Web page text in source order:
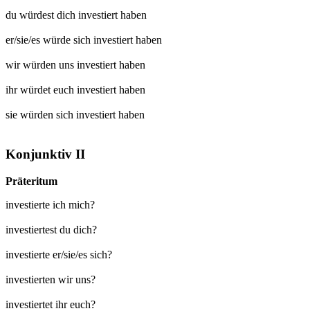
du würdest dich investierthaben
er/sie/es würde sich investierthaben
wir würden uns investierthaben
ihr würdet euch investierthaben
sie würden sich investierthaben
Konjunktiv II
Präteritum
investierte ich mich?
investiertest du dich?
investierte er/sie/es sich?
investierten wir uns?
investiertet ihr euch?